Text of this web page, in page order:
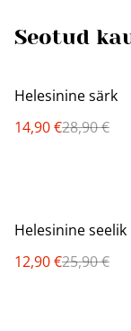
Seotud
%
Helesinine särk
14,90 €28,90 €
%
Helesinine seelik
12,90 €25,90 €